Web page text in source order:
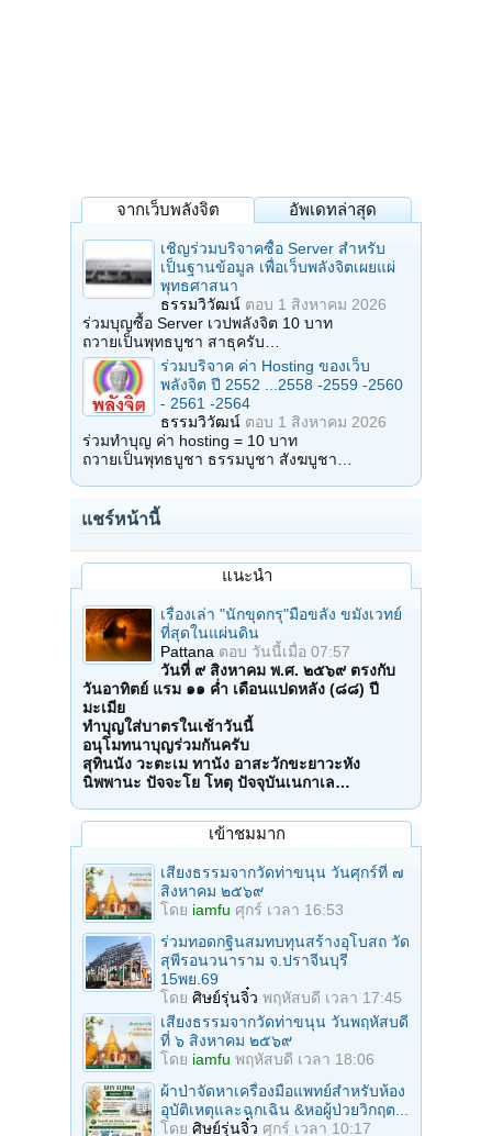
จากเว็บพลังจิต อัพเดทล่าสุด
เชิญร่วมบริจาคซื้อ Server สำหรับ
เป็นฐานข้อมูล เพื่อเว็บพลังจิตเผยแผ่
พุทธศาสนา
ธรรมวิวัฒน์ ตอบ 1 สิงหาคม 2026
ร่วมบุญซื้อ Server เวปพลังจิต 10 บาท
ถวายเป็นพุทธบูชา สาธุครับ…
ร่วมบริจาค ค่า Hosting ของเว็บ
พลังจิต ปี 2552 ...2558 -2559 -2560
- 2561 -2564
ธรรมวิวัฒน์ ตอบ 1 สิงหาคม 2026
ร่วมทำบุญ ค่า hosting = 10 บาท
ถวายเป็นพุทธบูชา ธรรมบูชา สังฆบูชา…
แชร์หน้านี้
แนะนำ
เรื่องเล่า "นักขุดกรุ"มือขลัง ขมังเวทย์
ที่สุดในแผ่นดิน
Pattana ตอบ วันนี้เมื่อ 07:57
วันที่ ๙ สิงหาคม พ.ศ. ๒๕๖๙ ตรงกับ
วันอาทิตย์ แรม ๑๑ ค่ำ เดือนแปดหลัง (๘๘) ปี
มะเมีย
ทำบุญใส่บาตรในเช้าวันนี้
อนุโมทนาบุญร่วมกันครับ
สุทินนัง วะตะเม ทานัง อาสะวักขะยาวะหัง
นิพพานะ ปัจจะโย โหตุ ปัจจุบันเนกาเล…
เข้าชมมาก
เสียงธรรมจากวัดท่าขนุน วันศุกร์ที่ ๗
สิงหาคม ๒๕๖๙
โดย iamfu ศุกร์ เวลา 16:53
ร่วมทอดกฐินสมทบทุนสร้างอุโบสถ วัด
สุพีรอนวนาราม จ.ปราจีนบุรี
15พย.69
โดย ศิษย์รุ่นจิ๋ว พฤหัสบดี เวลา 17:45
เสียงธรรมจากวัดท่าขนุน วันพฤหัสบดี
ที่ ๖ สิงหาคม ๒๕๖๙
โดย iamfu พฤหัสบดี เวลา 18:06
ผ้าป่าจัดหาเครื่องมือแพทย์สำหรับห้อง
อุบัติเหตุและฉุกเฉิน &หอผู้ป่วยวิกฤต...
โดย ศิษย์รุ่นจิ๋ว ศุกร์ เวลา 10:17